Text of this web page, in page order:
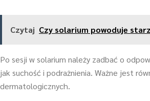
Czytaj Czy solarium powoduje
Po sesji w solarium należy zadbać o
jak suchość i podrażnienia. Ważne jest
dermatologicznych.